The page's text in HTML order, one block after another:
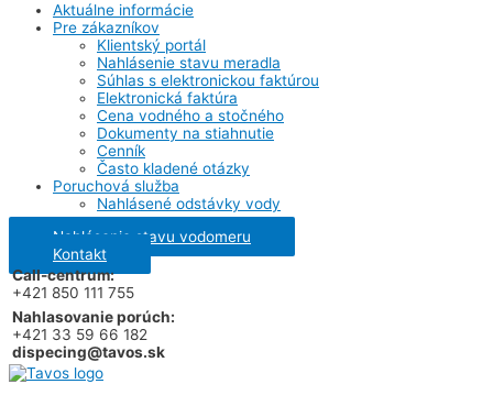
Aktuálne informácie
Pre zákazníkov
Klientský portál
Nahlásenie stavu meradla
Súhlas s elektronickou faktúrou
Elektronická faktúra
Cena vodného a stočného
Dokumenty na stiahnutie
Cenník
Často kladené otázky
Poruchová služba
Nahlásené odstávky vody
Nahlásenie stavu vodomeru
Kontakt
Call-centrum:
+421 850 111 755
Nahlasovanie porúch:
+421 33 59 66 182
dispecing@tavos.sk